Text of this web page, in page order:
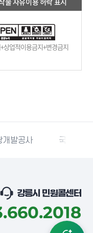
상업적이용금지+변경금지
국민재난안전포털
강릉시 민원콜센터